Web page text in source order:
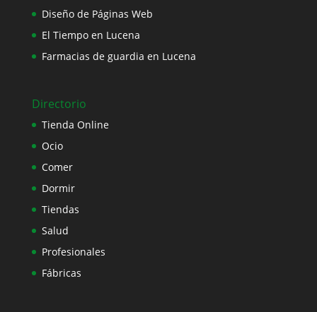
Diseño de Páginas Web
El Tiempo en Lucena
Farmacias de guardia en Lucena
Directorio
Tienda Online
Ocio
Comer
Dormir
Tiendas
Salud
Profesionales
Fábricas